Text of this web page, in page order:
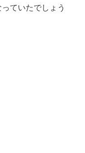
ていたでしょう